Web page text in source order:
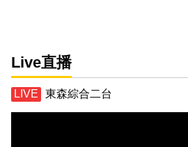
Live直播
東森綜合二台